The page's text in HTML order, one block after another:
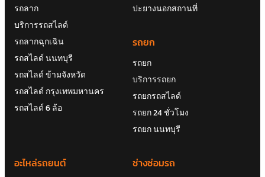
รถลาก
บริการรถสไลด์
รถลากฉุกเฉิน
รถสไลด์ นนทบุรี
รถสไลด์ ข้ามจังหวัด
รถสไลด์ กรุงเทพมหานคร
รถสไลด์ 6 ล้อ
ปะยางนอกสถานที่
รถยก
รถยก
บริการรถยก
รถยกรถสไลด์
รถยก 24 ชั่วโมง
รถยก นนทบุรี
อะไหล่รถยนต์ ช่างซ่อมรถ